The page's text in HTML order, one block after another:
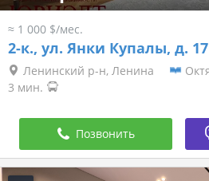
≈ 1 000 $/мес.
2-к., ул. Янки Купалы, д. 17
Ленинский р-н, Ленина
3 мин.
Позвонить